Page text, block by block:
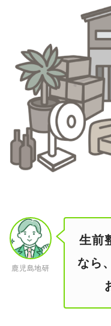
鹿児島地研
生前
なら